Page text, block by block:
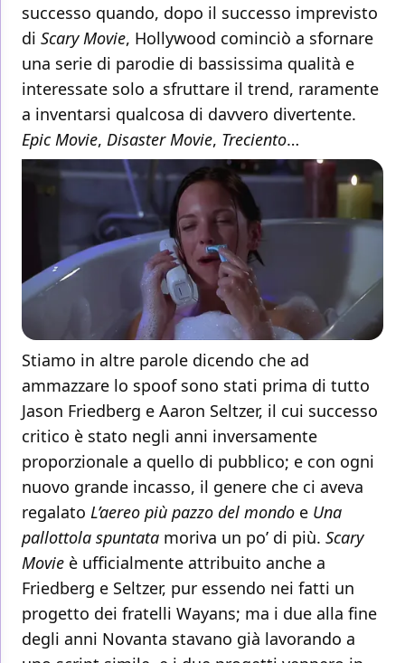
successo quando, dopo il successo imprevisto
di Scary Movie, Hollywood cominciò a sfornare
una serie di parodie di bassissima qualità e
interessate solo a sfruttare il trend, raramente
a inventarsi qualcosa di davvero divertente.
Epic Movie, Disaster Movie, Treciento…
Stiamo in altre parole dicendo che ad
ammazzare lo spoof sono stati prima di tutto
Jason Friedberg e Aaron Seltzer, il cui successo
critico è stato negli anni inversamente
proporzionale a quello di pubblico; e con ogni
nuovo grande incasso, il genere che ci aveva
regalato L’aereo più pazzo del mondo e Una
pallottola spuntata moriva un po’ di più. Scary
Movie è ufficialmente attribuito anche a
Friedberg e Seltzer, pur essendo nei fatti un
progetto dei fratelli Wayans; ma i due alla fine
degli anni Novanta stavano già lavorando a